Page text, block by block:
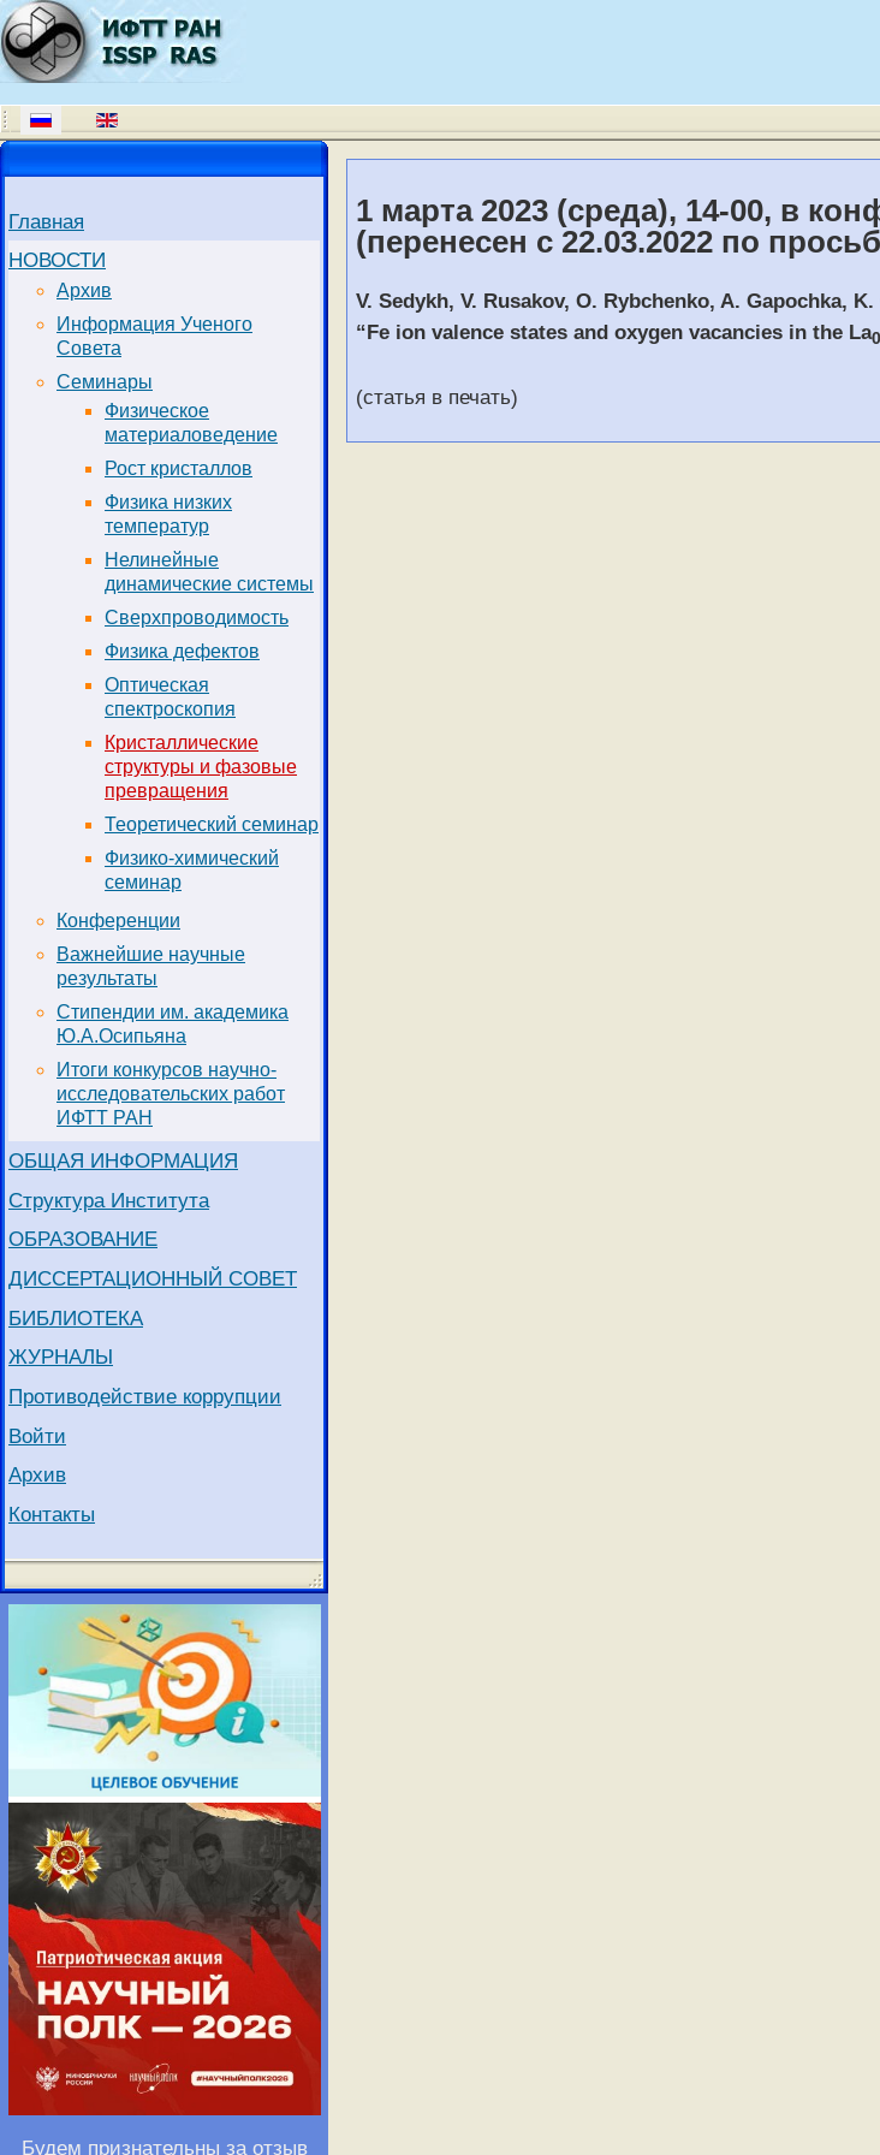
Главная
НОВОСТИ
Архив
Информация Ученого
Совета
Семинары
Физическое
материаловедение
Рост кристаллов
Физика низких
температур
Нелинейные
динамические системы
Сверхпроводимость
Физика дефектов
Оптическая
спектроскопия
Кристаллические
структуры и фазовые
превращения
Теоретический семинар
Физико-химический
семинар
Конференции
Важнейшие научные
результаты
Стипендии им. академика
Ю.А.Осипьяна
Итоги конкурсов научно-
исследовательских работ
ИФТТ РАН
ОБЩАЯ ИНФОРМАЦИЯ
Структура Института
ОБРАЗОВАНИЕ
ДИССЕРТАЦИОННЫЙ СОВЕТ
БИБЛИОТЕКА
ЖУРНАЛЫ
Противодействие коррупции
Войти
Архив
Контакты
Будем признательны за отзыв
1 марта 2023 (среда), 14-00, в
(перенесен с 22.03.2022 по
V. Sedykh, V. Rusakov, O. Rybchenko, A. Gapochka,
“Fe ion valence states and oxygen vacancies in the La
(статья в печать)